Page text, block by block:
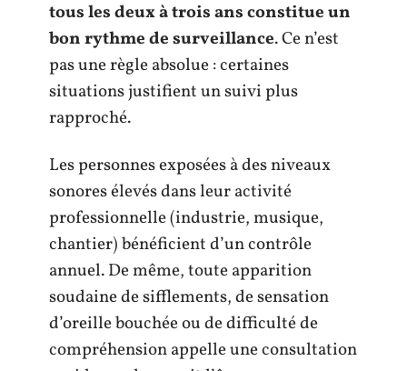
tous les deux à trois ans constitue un
bon rythme de surveillance. Ce n’est
pas une règle absolue : certaines
situations justifient un suivi plus
rapproché.
Les personnes exposées à des niveaux
sonores élevés dans leur activité
professionnelle (industrie, musique,
chantier) bénéficient d’un contrôle
annuel. De même, toute apparition
soudaine de sifflements, de sensation
d’oreille bouchée ou de difficulté de
compréhension appelle une consultation